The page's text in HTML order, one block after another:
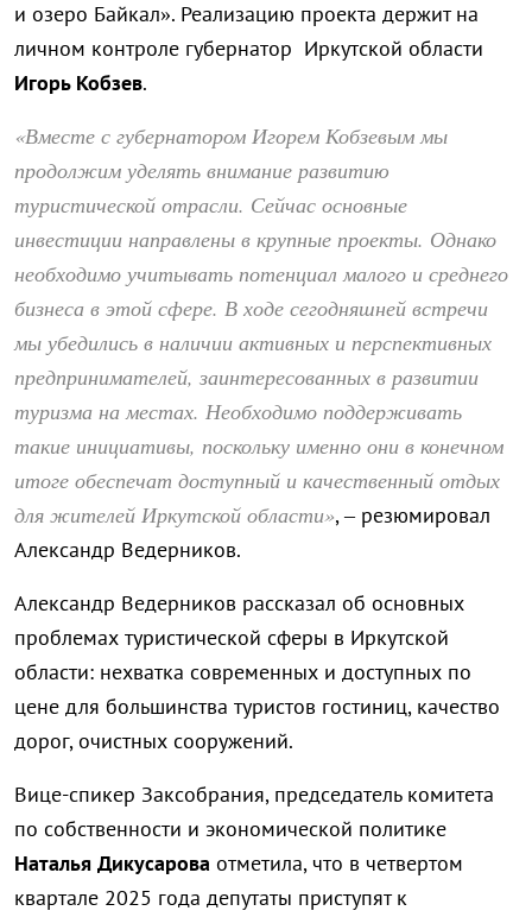
и озеро Байкал». Реализацию проекта держит на
личном контроле губернатор Иркутской области
Игорь Кобзев.
«Вместе с губернатором Игорем Кобзевым мы
продолжим уделять внимание развитию
туристической отрасли. Сейчас основные
инвестиции направлены в крупные проекты. Однако
необходимо учитывать потенциал малого и среднего
бизнеса в этой сфере. В ходе сегодняшней встречи
мы убедились в наличии активных и перспективных
предпринимателей, заинтересованных в развитии
туризма на местах. Необходимо поддерживать
такие инициативы, поскольку именно они в конечном
итоге обеспечат доступный и качественный отдых
для жителей Иркутской области», – резюмировал
Александр Ведерников.
Александр Ведерников рассказал об основных
проблемах туристической сферы в Иркутской
области: нехватка современных и доступных по
цене для большинства туристов гостиниц, качество
дорог, очистных сооружений.
Вице-спикер Заксобрания, председатель комитета
по собственности и экономической политике
Наталья Дикусарова отметила, что в четвертом
квартале 2025 года депутаты приступят к